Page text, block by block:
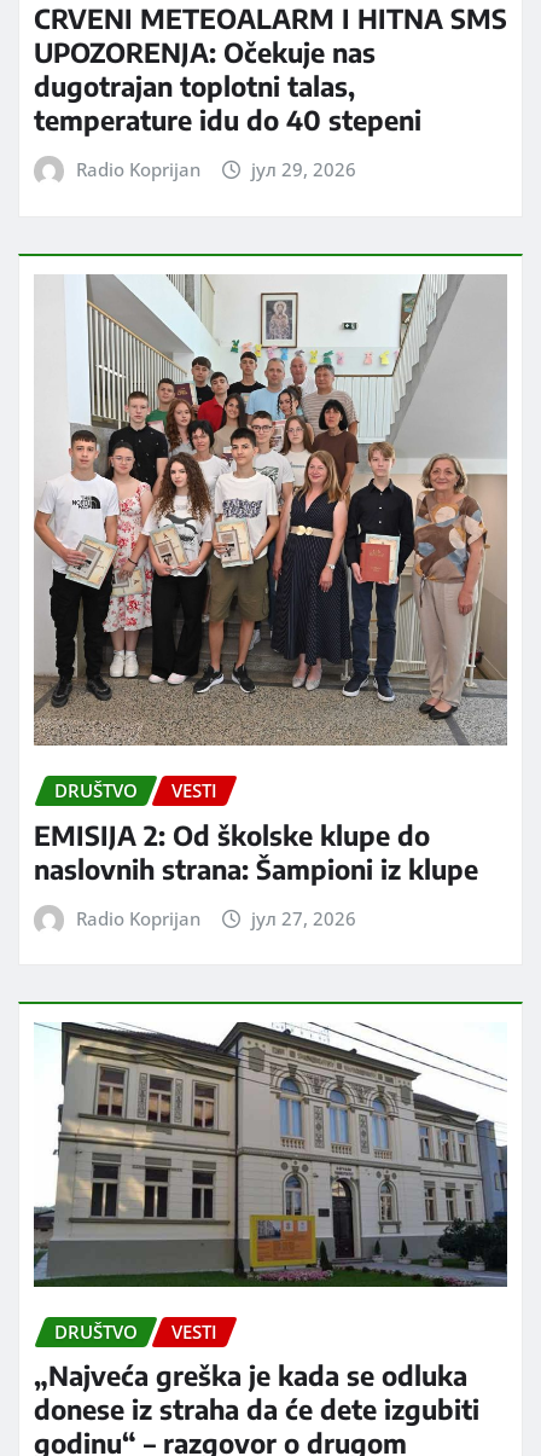
CRVENI METEOALARM I HITNA SMS
UPOZORENJA: Očekuje nas
dugotrajan toplotni talas,
temperature idu do 40 stepeni
Radio Koprijan јул 29, 2026
DRUŠTVO VESTI
EMISIJA 2: Od školske klupe do
naslovnih strana: Šampioni iz klupe
Radio Koprijan јул 27, 2026
DRUŠTVO VESTI
„Najveća greška je kada se odluka
donese iz straha da će dete izgubiti
godinu“ – razgovor o drugom